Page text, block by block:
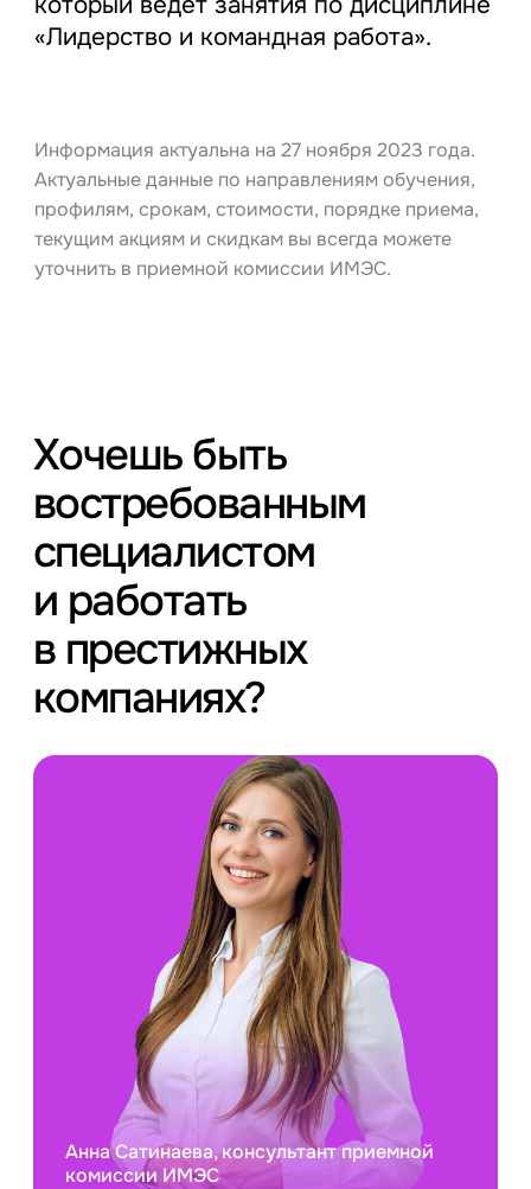
«Лидерство и командная работа».
Информация актуальна на 27 ноября 2023 года.
Актуальные данные по направлениям обучения,
профилям, срокам, стоимости, порядке приема,
текущим акциям и скидкам вы всегда можете
уточнить в приемной комиссии ИМЭС.
Хочешь быть
востребованным
специалистом
и работать
в престижных
компаниях?
Анна Сатинаева, консультант приемной
комиссии ИМЭС